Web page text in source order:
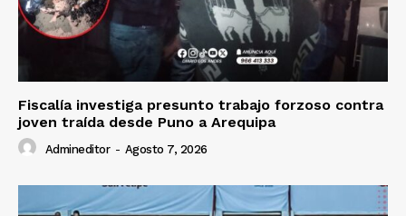
Fiscalía investiga presunto trabajo forzoso contra
joven traída desde Puno a Arequipa
Admineditor - Agosto 7, 2026